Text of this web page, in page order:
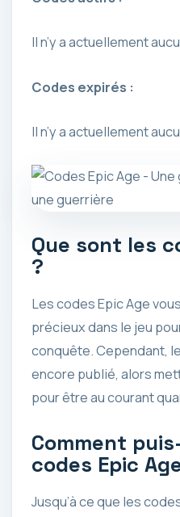
Il n’y a actuellement
Codes expirés :
Il n’y a actuellement
Que sont les
?
Les codes Epic Age
précieux dans le jeu
conquête. Cependant,
encore publié, alors
pour être au courant
Comment
codes Epic
Jusqu’à ce que les